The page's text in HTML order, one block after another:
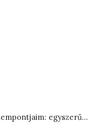
egyszerű…